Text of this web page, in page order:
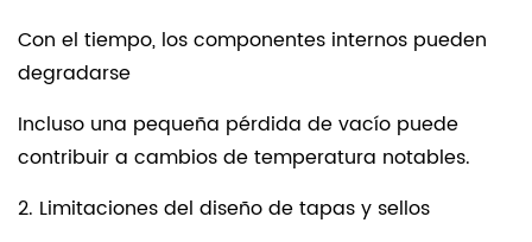
Con el tiempo, los componentes internos pueden
degradarse
Incluso una pequeña pérdida de vacío puede
contribuir a cambios de temperatura notables.
2. Limitaciones del diseño de tapas y sellos